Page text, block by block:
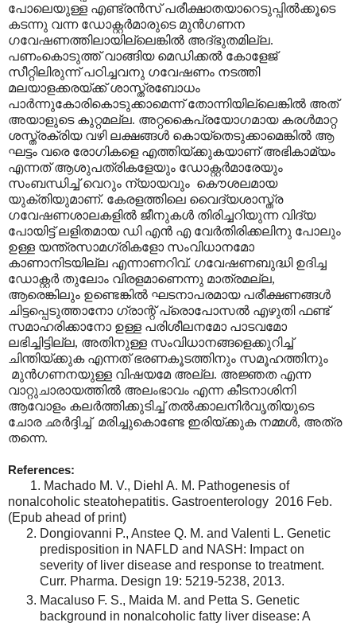
പോലെയുള്ള എണ്ട്രൻസ് പരീക്ഷാതയാറെടുപ്പിൽക്കൂടെ
കടന്നു വന്ന ഡോക്റ്റർമാരുടെ മുൻഗണന
ഗവേഷണത്തിലായില്ലെങ്കിൽ അദ്ഭുതമില്ല.
പണംകൊടുത്ത് വാങ്ങിയ മെഡിക്കൽ കോളേജ്
സീറ്റിലിരുന്ന് പഠിച്ചവനു ഗവേഷണം നടത്തി
മലയാളക്കരയ്ക്ക് ശാസ്ത്രബോധം
പാർന്നുകോരികൊടുക്കാമെന്ന് തോന്നിയില്ലെങ്കിൽ അത്
അയാ‍ളുടെ കുറ്റമല്ല. അറ്റകൈപ്രയോഗമായ കരൾമാറ്റ
ശസ്ത്രക്രിയ വഴി ലക്ഷങ്ങൾ കൊയ്തെടുക്കാമെങ്കിൽ ആ
ഘട്ടം വരെ രോഗികളെ എത്തിയ്ക്കുകയാണ് അഭികാമ്യം
എന്നത് ആശുപത്രികളേയും ഡോക്റ്റർമാരേയും
സംബന്ധിച്ച് വെറും ന്യായവും കൌശലമായ
യുക്തിയുമാണ്. കേരളത്തിലെ വൈദ്യശാ‍സ്ത്ര
ഗവേഷണശാലകളിൽ ജീനുകൾ തിരിച്ചറിയുന്ന വിദ്യ
പോയിട്ട് ലളിതമായ ഡി എൻ എ വേർതിരിക്കലിനു പോലും
ഉള്ള യന്ത്രസാമഗ്രികളോ സംവിധാനമോ
കാണാനിടയില്ല എന്നാണറിവ്. ഗവേഷണബുദ്ധി ഉദിച്ച
ഡോക്റ്റർ തുലോം വിരളമാണെന്നു മാത്രമല്ല,
ആരെങ്കിലും ഉണ്ടെങ്കിൽ ഘടനാപരമായ പരീക്ഷണങ്ങൾ
ചിട്ടപ്പെടുത്താനോ ഗ്രാന്റ് പ്രൊപോസൽ എഴുതി ഫണ്ട്
സമാഹരിക്കാനോ ഉള്ള പരിശീലനമോ പാടവമോ
ലഭിച്ചിട്ടില്ല, അതിനുള്ള സംവിധാനങ്ങളെക്കുറിച്ച്
ചിന്തിയ്ക്കുക എന്നത് ഭരണകൂടത്തിനും സമൂഹത്തിനും
മുൻഗണനയുള്ള വിഷയമേ അല്ല. അജ്ഞത എന്ന
വാറ്റുചാരായത്തിൽ അലംഭാവം എന്ന കീടനാശിനി
ആവോളം കലർത്തിക്കുടിച്ച് തൽക്കാലനിർവൃതിയുടെ
ചോര ഛർദ്ദിച്ച് മരിച്ചുകൊണ്ടേ ഇരിയ്ക്കുക നമ്മൾ, അത്ര
തന്നെ.
References:
1. Machado M. V., Diehl A. M. Pathogenesis of
nonalcoholic steatohepatitis. Gastroenterology 2016 Feb.
(Epub ahead of print)
Dongiovanni P., Anstee Q. M. and Valenti L. Genetic
predisposition in NAFLD and NASH: Impact on
severity of liver disease and response to treatment.
Curr. Pharma. Design 19: 5219-5238, 2013.
Macaluso F. S., Maida M. and Petta S. Genetic
background in nonalcoholic fatty liver disease: A